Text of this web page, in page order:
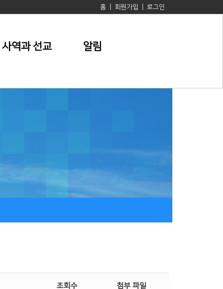
홈 회원가입 로그인
사역과 선교 알림
조회수 첨부 파일